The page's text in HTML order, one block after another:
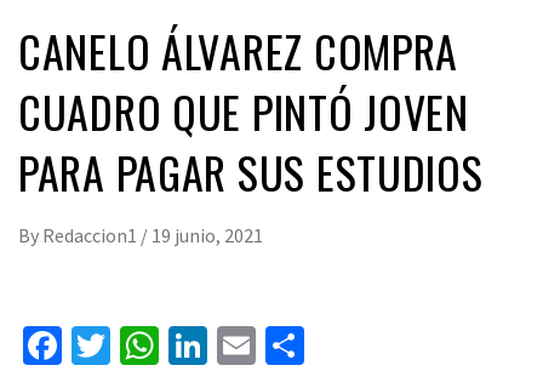
CANELO ÁLVAREZ COMPRA
CUADRO QUE PINTÓ JOVEN
PARA PAGAR SUS ESTUDIOS
By Redaccion1 / 19 junio, 2021
Facebook
Twitter
WhatsApp
LinkedIn
Email